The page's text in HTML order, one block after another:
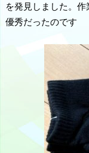
を発見しました。
優秀だったのです